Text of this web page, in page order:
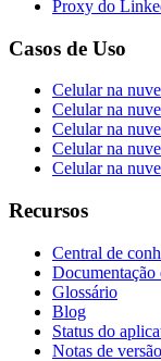
Proxy do
Casos de Uso
Celular na
Celular na
Celular na
Celular na
Celular na
Recursos
Central de
Documentação
Glossário
Blog
Status do
Notas de versão